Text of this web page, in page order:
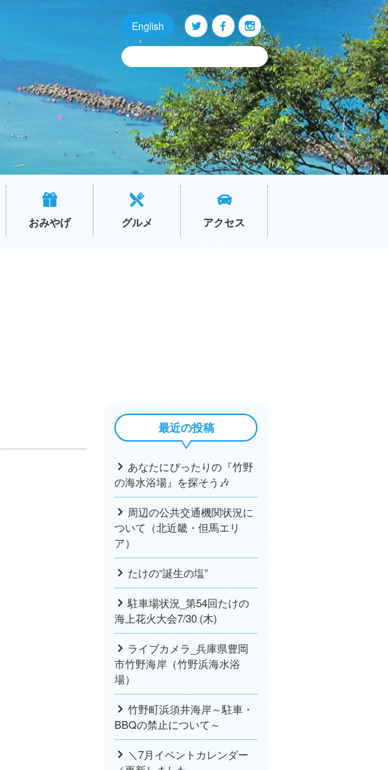
English Q O P
おみやげ グルメ アクセス
最近の投稿
あなたにぴったりの『竹野
の海水浴場』を探そう🎶
周辺の公共交通機関状況に
ついて（北近畿・但馬エリ
ア）
たけの“誕生の塩”
駐車場状況_第54回たけの
海上花火大会7/30 (木)
ライブカメラ_兵庫県豊岡
市竹野海岸（竹野浜海水浴
場）
竹野町浜須井海岸～駐車・
BBQの禁止について～
＼7月イベントカレンダー